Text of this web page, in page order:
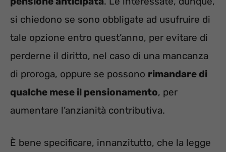
si chiedono se sono obbligate ad usufruire di
tale opzione entro quest’anno, per evitare di
perderne il diritto, nel caso di una mancanza
di proroga, oppure se possono rimandare di
qualche mese il pensionamento, per
aumentare l’anzianità contributiva.
È bene specificare, innanzitutto, che la legge